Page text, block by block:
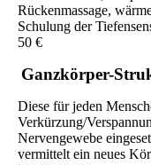
Rückenmassage,
Schulung
50 €
Ganzkörper-
Diese für jeden
Verkürzung/
Nervengewebe
vermittelt ein neues